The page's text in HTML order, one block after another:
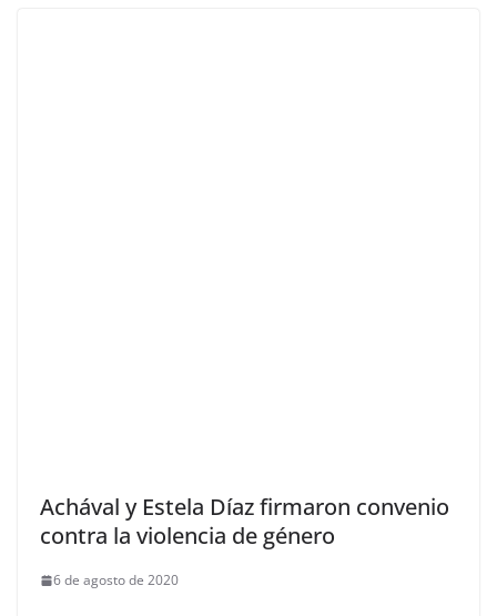
Achával y Estela Díaz firmaron convenio
contra la violencia de género
6 de agosto de 2020